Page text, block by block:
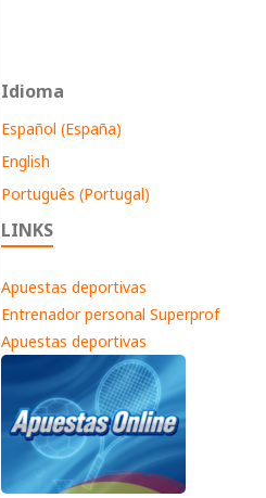
Idioma
Español (España)
English
Português (Portugal)
LINKS
Apuestas deportivas
Entrenador personal Superprof
Apuestas deportivas